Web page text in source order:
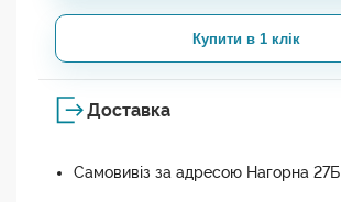
Купити в 1 клік
Доставка
Самовивіз за адресою Нагорна 27Б